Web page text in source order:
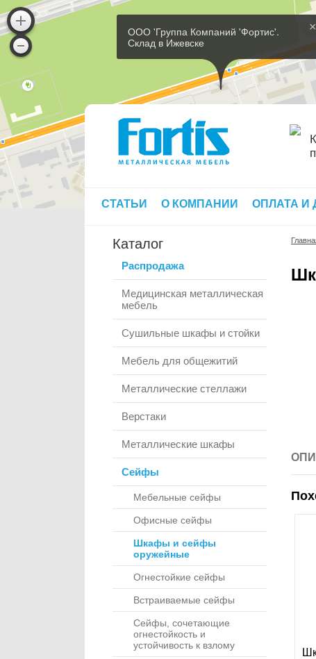
×
ООО 'Группа Компаний 'Фортис'.
Склад в Ижевске
СТАТЬИ О КОМПАНИИ ОПЛАТА И
Каталог
Распродажа
Медицинская металлическая
мебель
Сушильные шкафы и стойки
Мебель для общежитий
Металлические стеллажи
Верстаки
Металлические шкафы
Сейфы
Мебельные сейфы
Офисные сейфы
Шкафы и сейфы
оружейные
Огнестойкие сейфы
Встраиваемые сейфы
Сейфы, сочетающие
огнестойкость и
устойчивость к взлому